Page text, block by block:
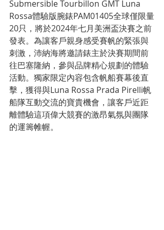
Submersible Tourbillon GMT Luna
Rossa體驗版腕錶PAM01405全球僅限量
20只，將於2024年七月美洲盃決賽之前
發表。為讓客戶親身感受賽帆的緊張與
刺激，沛納海將邀請錶主於決賽期間前
往巴塞隆納，參與品牌精心規劃的體驗
活動。獨家限定內容包含帆船賽幕後直
擊，獲得與Luna Rossa Prada Pirelli帆
船隊互動交流的寶貴機會，讓客戶近距
離體驗這項偉大競賽的激昂氣氛與團隊
的運籌帷幄。